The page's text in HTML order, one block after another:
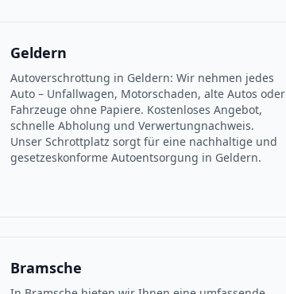
Geldern
Autoverschrottung in Geldern: Wir nehmen jedes
Auto – Unfallwagen, Motorschaden, alte Autos oder
Fahrzeuge ohne Papiere. Kostenloses Angebot,
schnelle Abholung und Verwertungnachweis.
Unser Schrottplatz sorgt für eine nachhaltige und
gesetzeskonforme Autoentsorgung in Geldern.
Bramsche